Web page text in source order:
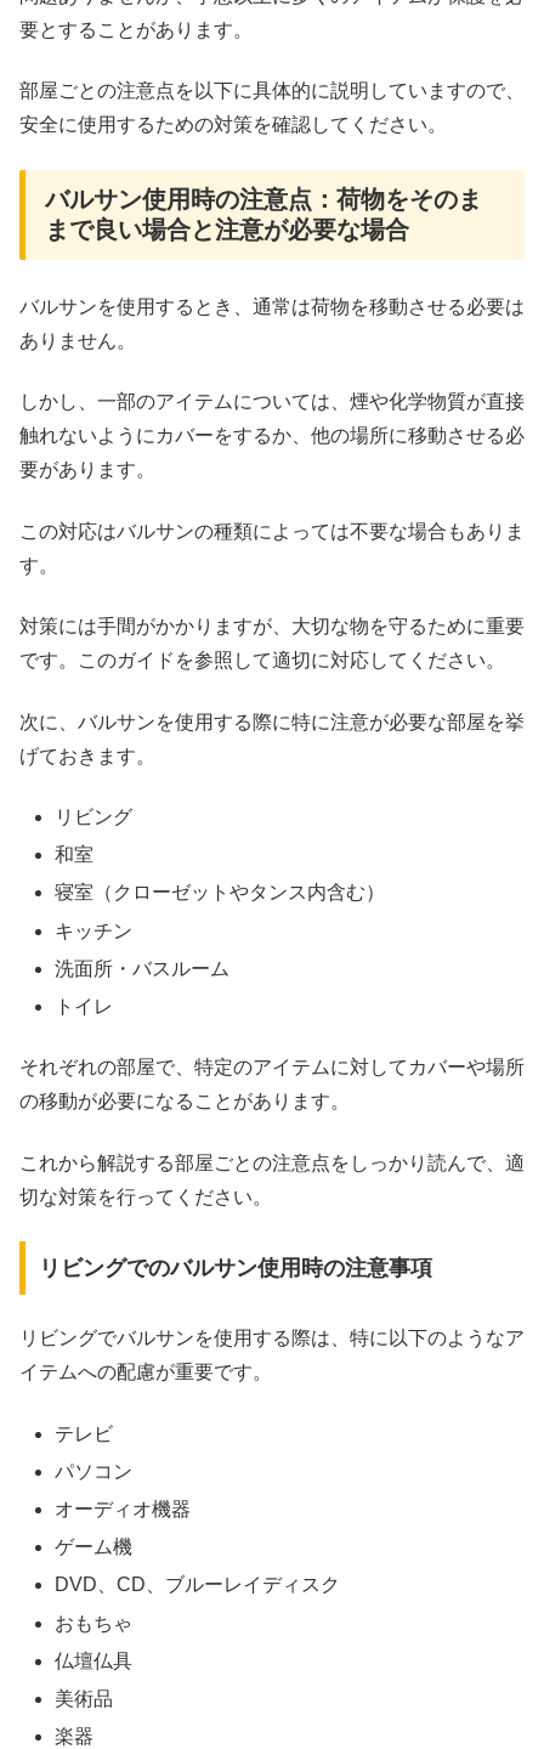
要とすることがあります。
部屋ごとの注意点を以下に具体的に説明していますので、
安全に使用するための対策を確認してください。
バルサン使用時の注意点：荷物をそのま
まで良い場合と注意が必要な場合
バルサンを使用するとき、通常は荷物を移動させる必要は
ありません。
しかし、一部のアイテムについては、煙や化学物質が直接
触れないようにカバーをするか、他の場所に移動させる必
要があります。
この対応はバルサンの種類によっては不要な場合もありま
す。
対策には手間がかかりますが、大切な物を守るために重要
です。このガイドを参照して適切に対応してください。
次に、バルサンを使用する際に特に注意が必要な部屋を挙
げておきます。
リビング
和室
寝室（クローゼットやタンス内含む）
キッチン
洗面所・バスルーム
トイレ
それぞれの部屋で、特定のアイテムに対してカバーや場所
の移動が必要になることがあります。
これから解説する部屋ごとの注意点をしっかり読んで、適
切な対策を行ってください。
リビングでのバルサン使用時の注意事項
リビングでバルサンを使用する際は、特に以下のようなア
イテムへの配慮が重要です。
テレビ
パソコン
オーディオ機器
ゲーム機
DVD、CD、ブルーレイディスク
おもちゃ
仏壇仏具
美術品
楽器